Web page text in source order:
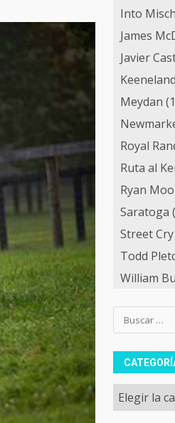
Into
James
Javier
Keeneland
Meydan
Royal
Ruta al
Ryan
Saratoga
Street Cry
Todd
William
Buscar: